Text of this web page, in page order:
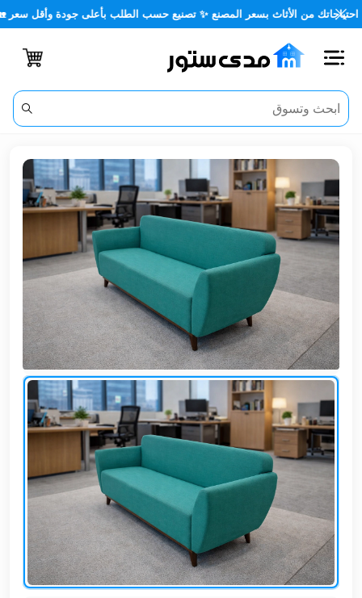
من الأثاث بسعر المصنع ✨ تصنيع حسب الطلب بأعلى جودة وأقل سعر 🏡✨
اغلاق
الفئات
الحساب
أثاث
مكتبي
منزلي
أثاث
خارجي
وشواطئ
أثاث
كافيهات
ومطاعم
وفنادق
حواجز
مرورية
خزانات
مياه